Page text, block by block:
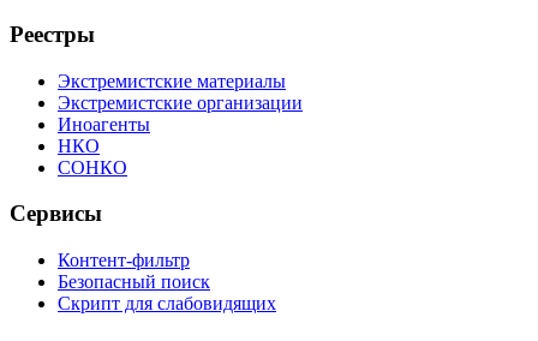
Реестры
Экстремистские материалы
Экстремистские организации
Иноагенты
НКО
СОНКО
Сервисы
Контент-фильтр
Безопасный поиск
Скрипт для слабовидящих